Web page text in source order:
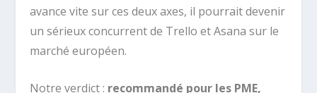
avance vite sur ces deux axes, il pourrait devenir
un sérieux concurrent de Trello et Asana sur le
marché européen.
Notre verdict : recommandé pour les PME,